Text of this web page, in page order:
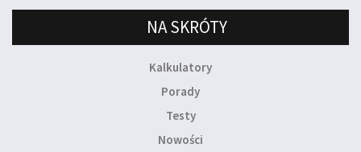
NA SKRÓTY
Kalkulatory
Porady
Testy
Nowości